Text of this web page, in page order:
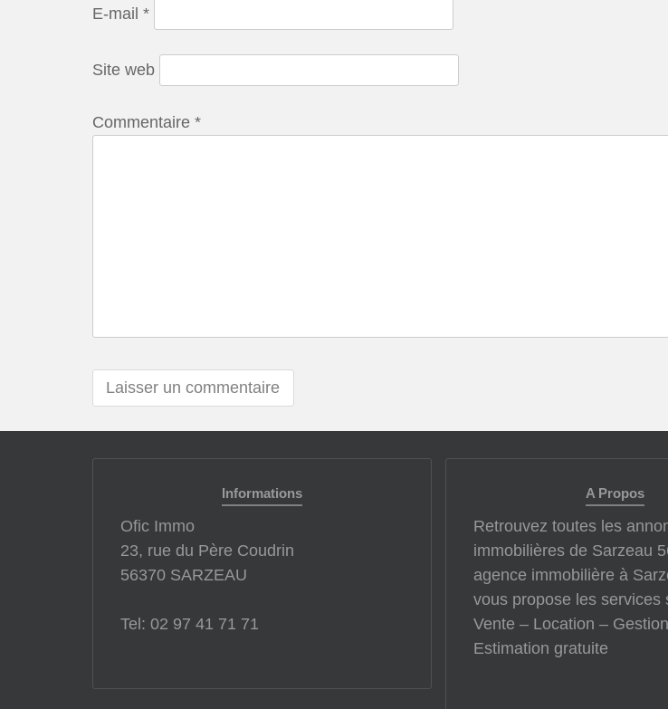
E-mail *
Site web
Commentaire *
Informations
Ofic Immo
23, rue du Père Coudrin
56370 SARZEAU
Tel: 02 97 41 71 71
A Propos
Retrouvez toutes les
immobilières de Sarzeau
agence immobilière à
vous propose les services
Vente – Location –
Estimation gratuite